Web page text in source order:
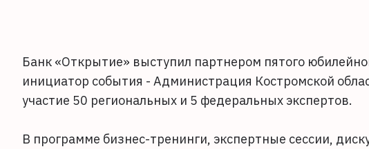
Банк «Открытие» выступил партнером пятого
инициатор события - Администрация Костромской
участие 50 региональных и 5 федеральных экспертов.
В программе бизнес-тренинги, экспертные сессии,